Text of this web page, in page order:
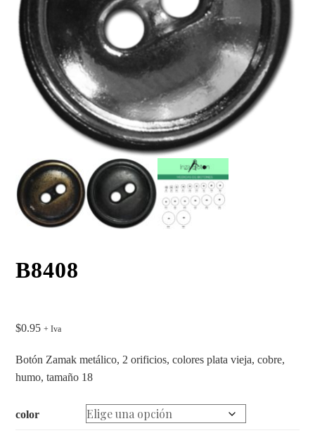
B8408
$0.95 + Iva
Botón Zamak metálico, 2 orificios, colores plata vieja, cobre,
humo, tamaño 18
color